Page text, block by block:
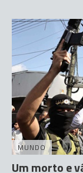
MUNDO
Um morto e